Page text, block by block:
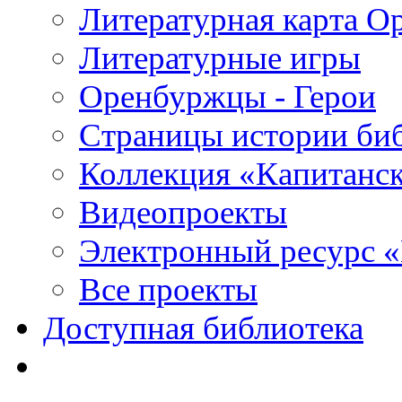
Литературная карта
Литературные игры
Оренбуржцы - Герои
Страницы истории
Коллекция
Видеопроекты
Электронный ресурс
Все проекты
Доступная библиотека